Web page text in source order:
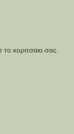
κοριτσακι σας.